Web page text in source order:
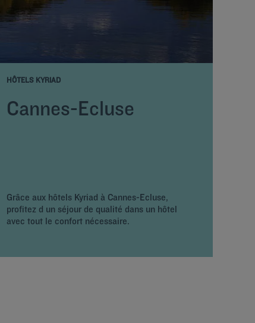
HÔTELS KYRIAD
Cannes-Ecluse
Grâce aux hôtels Kyriad à Cannes-Ecluse,
profitez d un séjour de qualité dans un hôtel
avec tout le confort nécessaire.